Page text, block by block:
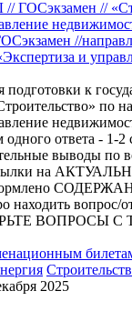
//
и
подготовки к
по
одного ответа - 1-
выводы по
на
находить вопрос/
ВОПРОСЫ С
2025